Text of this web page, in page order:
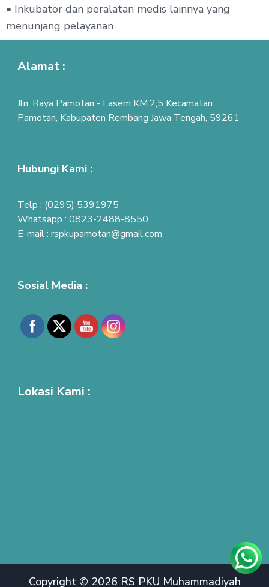
• Inkubator dan peralatan medis lainnya yang
menunjang pelayanan
Alamat :
Jln. Raya Pamotan - Lasem KM.2,5 Kecamatan
Pamotan, Kabupaten Rembang Jawa Tengah, 59261
Hubungi Kami :
Telp : (0295) 5391975
Whatsapp : 0823-2488-8550
E-mail : rspkupamotan@gmail.com
Sosial Media :
Lokasi Kami :
Copyright © 2026 RS PKU Muhammadiyah